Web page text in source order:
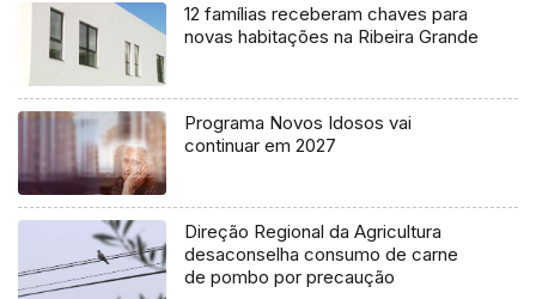
12 famílias receberam chaves para
novas habitações na Ribeira Grande
Programa Novos Idosos vai
continuar em 2027
Direção Regional da Agricultura
desaconselha consumo de carne
de pombo por precaução